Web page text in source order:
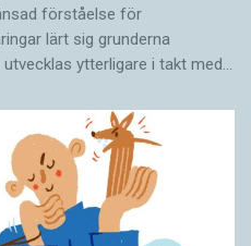
Eurasienstudier vid
Elford Leach,
Kaledonien.
borde i stället kunna
folkens språk.
namn på maori –
i handböckerna.
förståelse för
lärt sig grunderna
ytterligare i takt med…